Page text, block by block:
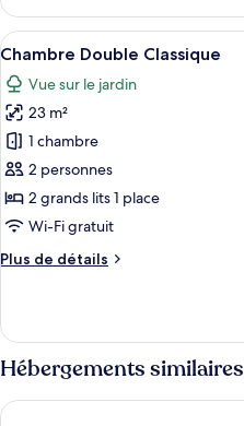
le
type
de
chambre
Chambre
Simple
Classique
Afficher
toutes
les
photos
pour
ce
type
de
chambre :
Chambre
10
Chambre Double Classique
Vue sur le jardin
23 m²
1 chambre
2 personnes
2 grands lits 1 place
Wi-Fi gratuit
Plus de détails
Plus
le
type
de
chambre
Chambre
Hébergements similaires
Moin! Hotel Cuxhaven